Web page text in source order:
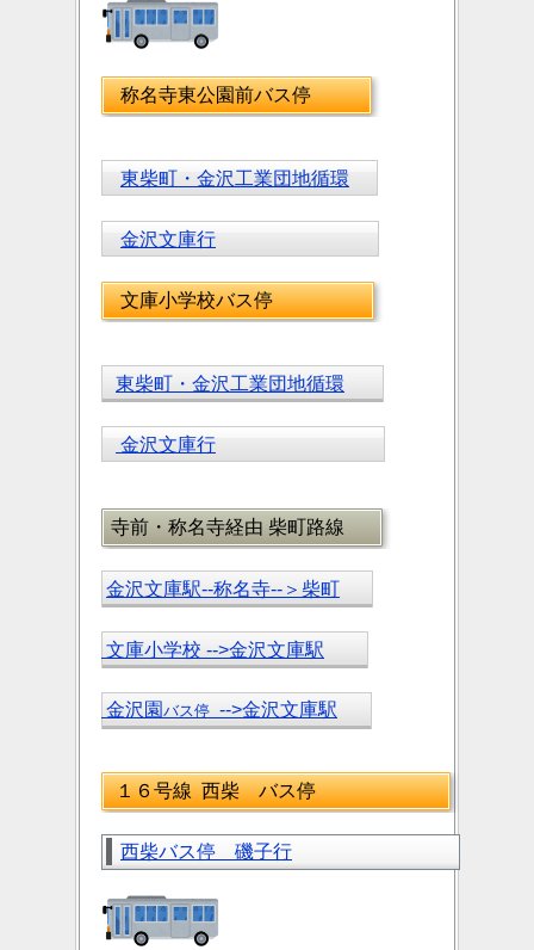
称名寺東公園前バス停
東柴町・金沢工業団地循環
金沢文庫行
文庫小学校バス停
東柴町・金沢工業団地循環
金沢文庫行
寺前・称名寺経由 柴町路線
金沢文庫駅--称名寺--＞柴町
文庫小学校 -->金沢文庫駅
金沢園 バス停 -->金沢文庫駅
１６号線 西柴 バス停
西柴バス停 磯子行